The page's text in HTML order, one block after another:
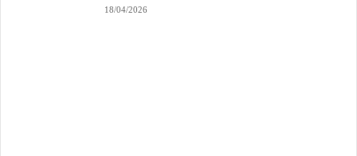
18/04/2026